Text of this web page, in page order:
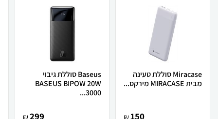
Miracase סוללת טעינה
מבית MIRACASE מירקס...
150
₪
Baseus סוללת גיבוי
BASEUS BIPOW 20W
3000...
299
₪